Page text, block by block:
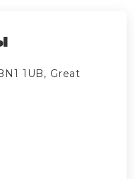
1UB, Great